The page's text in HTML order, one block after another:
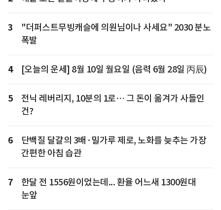
3
"더퍼스트무빙캐슬에 의원님이나 사세요" 2030 분노
폭발
4 [오늘의 운세] 8월 10일 월요일 (음력 6월 28일 丙辰)
5
전닉 레버리지, 10분의 1로… 그 돈이 옮겨가 사들인
건?
6
단백질 달걀의 3배·밀가루 제로, 노화를 늦추는 가장
간편한 아침 습관
7
한달 전 1556원이었는데... 환율 어느새 1300원대
눈앞